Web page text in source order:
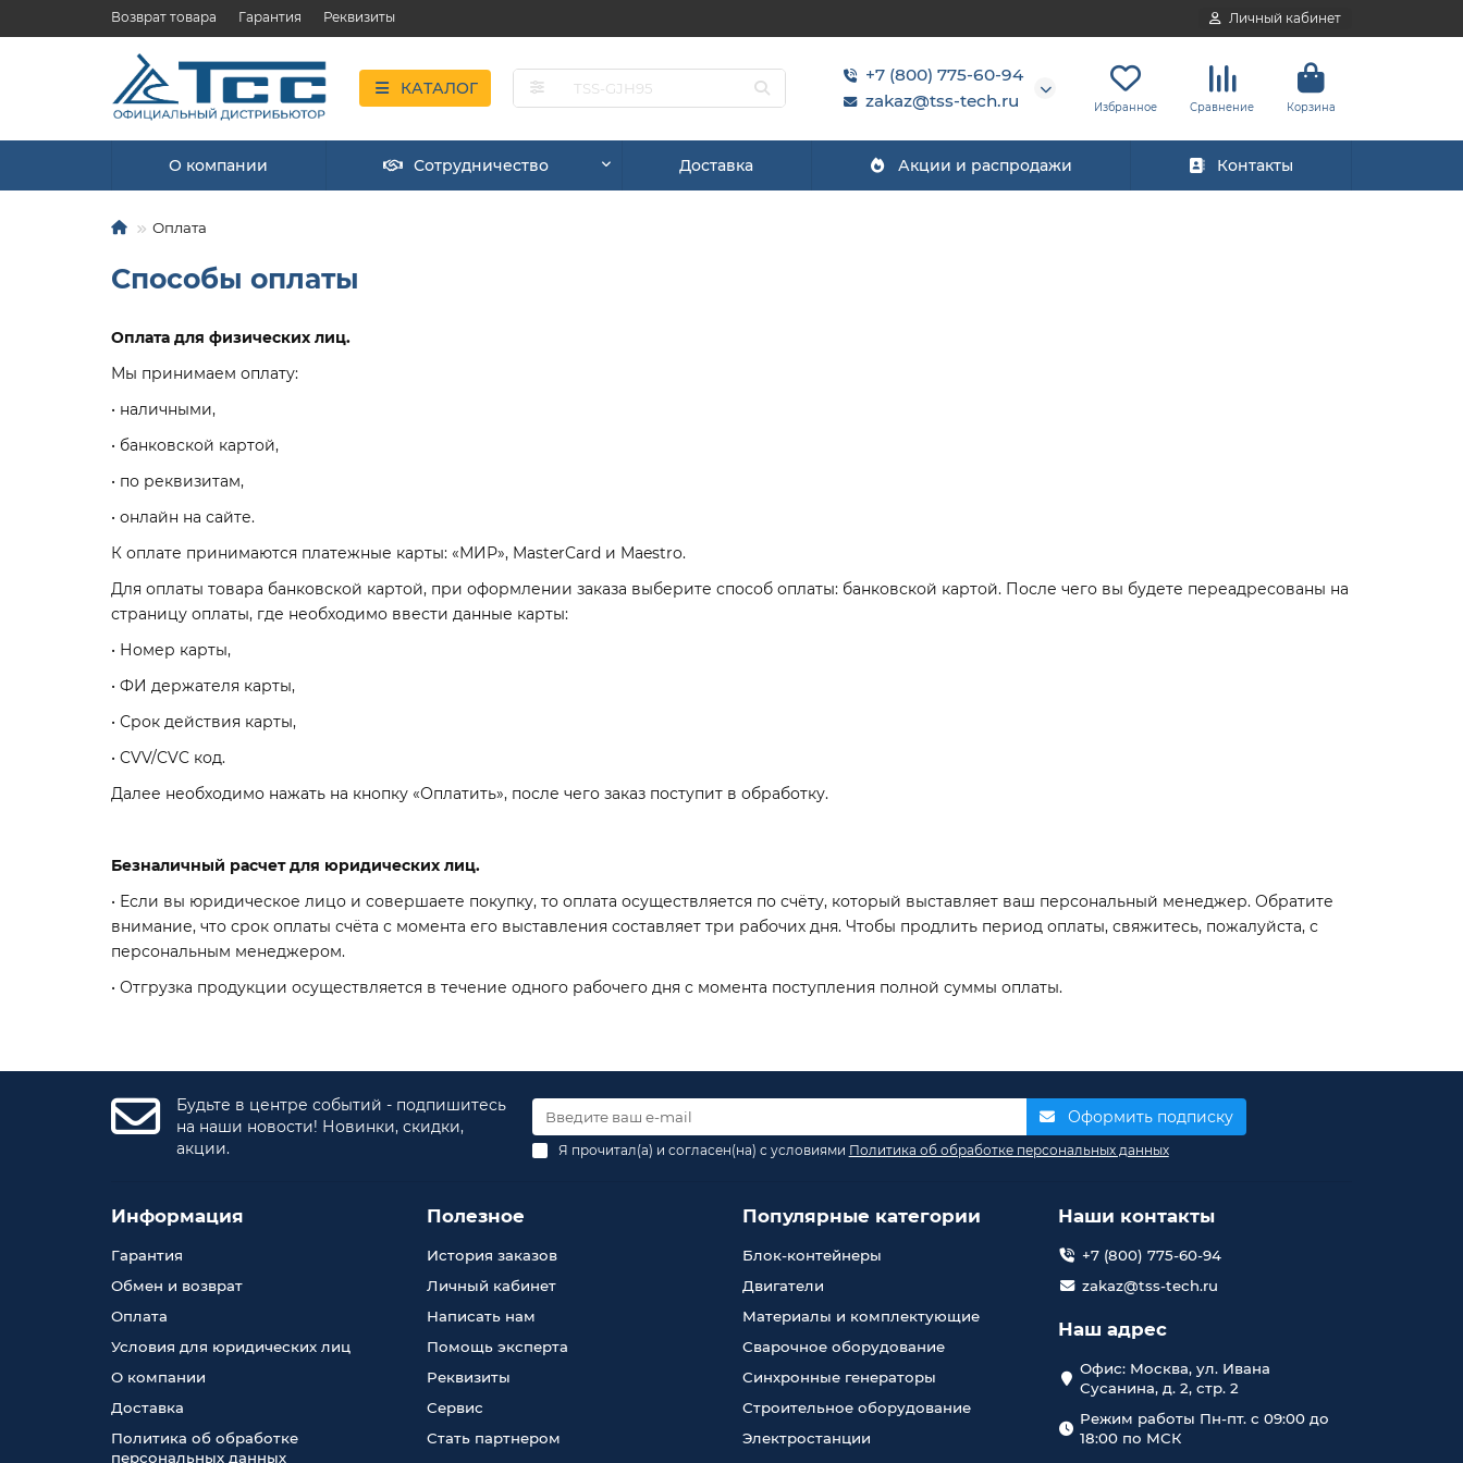
Возврат товара Гарантия Реквизиты Личный кабинет
КАТАЛОГ
+7 (800) 775-60-94
zakaz@tss-tech.ru
Избранное Сравнение Корзина
О компании Сотрудничество Доставка Акции и распродажи Контакты
Оплата
Способы оплаты
Оплата для физических лиц.
Мы принимаем оплату:
• наличными,
• банковской картой,
• по реквизитам,
• онлайн на сайте.
К оплате принимаются платежные карты: «МИР», MasterCard и Maestro.
Для оплаты товара банковской картой, при оформлении заказа выберите способ оплаты: банковской картой. После чего вы будете переадресованы на
страницу оплаты, где необходимо ввести данные карты:
• Номер карты,
• ФИ держателя карты,
• Срок действия карты,
• CVV/CVC код.
Далее необходимо нажать на кнопку «Оплатить», после чего заказ поступит в обработку.
Безналичный расчет для юридических лиц.
• Если вы юридическое лицо и совершаете покупку, то оплата осуществляется по счёту, который выставляет ваш персональный менеджер. Обратите
внимание, что срок оплаты счёта с момента его выставления составляет три рабочих дня. Чтобы продлить период оплаты, свяжитесь, пожалуйста, с
персональным менеджером.
• Отгрузка продукции осуществляется в течение одного рабочего дня с момента поступления полной суммы оплаты.
Будьте в центре событий - подпишитесь
на наши новости! Новинки, скидки,
акции.
Оформить подписку
Я прочитал(а) и согласен(на) с условиями Политика об обработке персональных данных
Информация
Гарантия
Обмен и возврат
Оплата
Условия для юридических лиц
О компании
Доставка
Политика об обработке
персональных данных
Полезное
История заказов
Личный кабинет
Написать нам
Помощь эксперта
Реквизиты
Сервис
Стать партнером
Популярные категории
Блок-контейнеры
Двигатели
Материалы и комплектующие
Сварочное оборудование
Синхронные генераторы
Строительное оборудование
Электростанции
Наши контакты
+7 (800) 775-60-94
zakaz@tss-tech.ru
Наш адрес
Офис: Москва, ул. Ивана
Сусанина, д. 2, стр. 2
Режим работы Пн-пт. с 09:00 до
18:00 по МСК